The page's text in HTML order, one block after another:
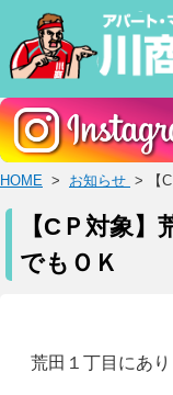
HOME > お知らせ > 【
【CＰ対象
でもＯＫ
荒田１丁目にあ